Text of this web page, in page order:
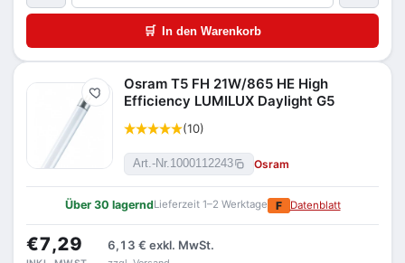
🛒 In den Warenkorb
Merken
Osram T5 FH 21W/865 HE High
Efficiency LUMILUX Daylight G5
(10)
Art.-Nr.1000112243 Osram
Über 30 lagerndLieferzeit 1–2 Werktage F Datenblatt
€7,29 6,13 € exkl. MwSt.